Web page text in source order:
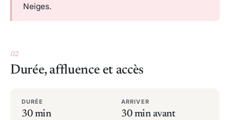
Neiges.
02
Durée, affluence et accès
DURÉE
30 min
ARRIVER
30 min avant